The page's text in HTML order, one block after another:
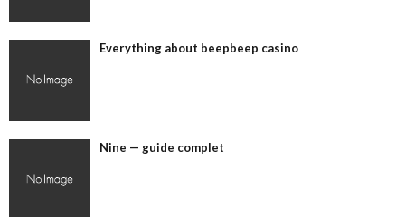
Everything about beepbeep casino
Nine — guide complet